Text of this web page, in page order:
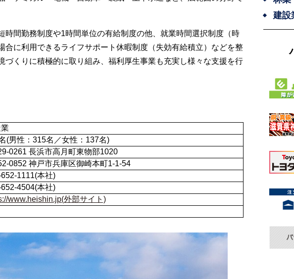
時間勤務制度や1時間単位の有給制度の他、就業時間選択制度（時
合に利用できるライフサポート休暇制度（失効有給積立）などを整
づくりに積極的に取り組み、福利厚生事業も充実し様々な支援を行
(男性：315名／女性：137名)
0261 長浜市高月町東物部1020
0852 神戸市兵庫区御崎本町1-1-54
1111(本社)
4504(本社)
www.heishin.jp(外部サイト)
建設